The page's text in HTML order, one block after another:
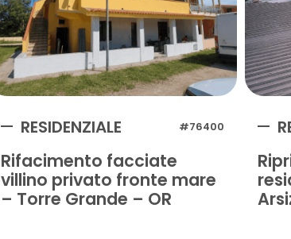
RESIDENZIALE #76400
Rifacimento facciate
villino privato fronte mare
– Torre Grande – OR